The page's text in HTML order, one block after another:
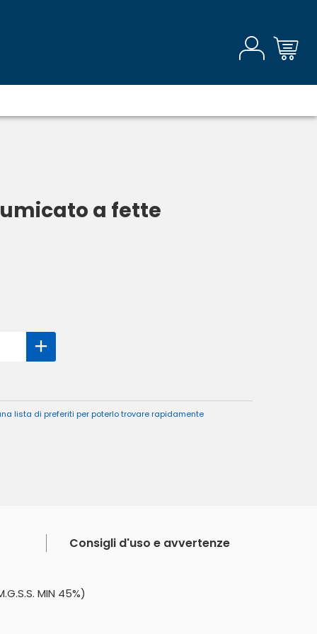
a fette
lista di preferiti per poterlo trovare rapidamente
Consigli d'uso e avvertenze
MIN 45%)